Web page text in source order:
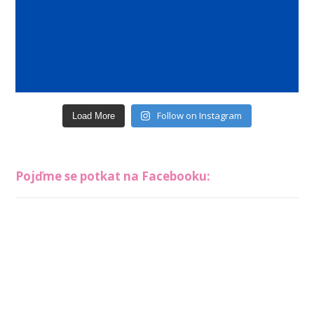
Load More Follow on Instagram
Pojďme se potkat na Facebooku: